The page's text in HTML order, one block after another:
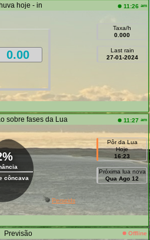
hoje - in 11:26 am
0.00
Taxa/h
0.000
Last rain
27-01-2024
sobre fases da Lua 11:27 am
côncava
Pôr da Lua
Hoje
16:23
Próxima lua nova
Qua Ago 12
Perseids
Previsão
Offline